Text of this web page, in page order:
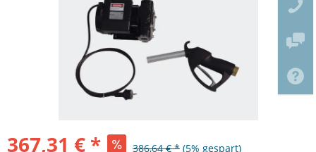
367,31 € * 386,64 € * (5% gespart)